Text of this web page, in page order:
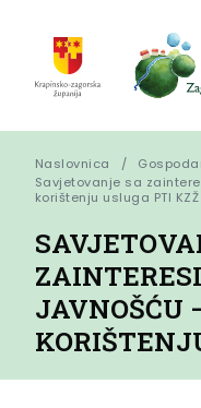
Naslovnica
Savjetovanje sa
korištenju usluga PTI KZŽ
JAVNOŠĆU